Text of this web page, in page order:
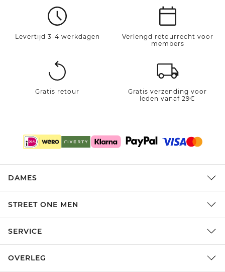
Levertijd 3-4 werkdagen
Verlengd retourrecht voor
members
Gratis retour
Gratis verzending voor
leden vanaf 29€
DAMES
STREET ONE MEN
SERVICE
OVERLEG